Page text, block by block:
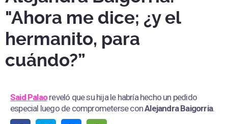
"Ahora me dice; ¿y el
hermanito, para
cuándo?”
Said Palaoreveló que su hija le habría hecho un pedido
especial luego de comprometerse conAlejandra Baigorria.